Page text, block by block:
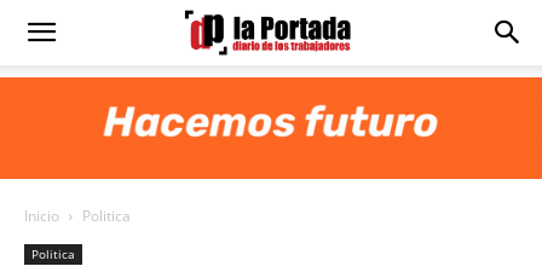
Diario
Portada
Inicio Politica
Politica